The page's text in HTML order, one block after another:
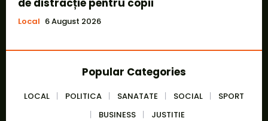
de distracție pentru copii
Local 6 August 2026
Popular Categories
LOCAL POLITICA SANATATE SOCIAL
SPORT
BUSINESS
JUSTITIE